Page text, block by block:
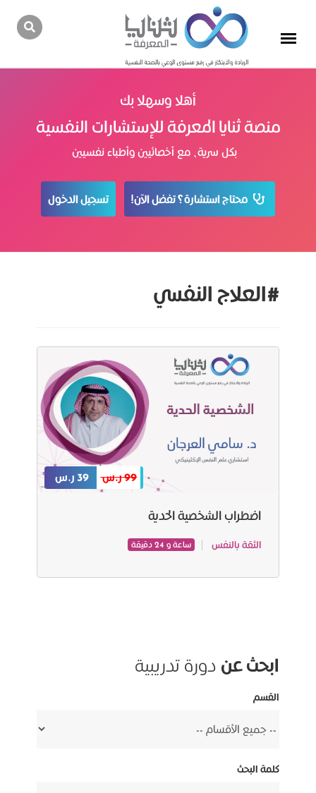
أهلا وسهلا بك
منصة ثنايا المعرفة للإستشارات النفسية
بكل سرية، مع أخصائيين وأطباء نفسيين
محتاج استشارة؟ تفضل الآن! تسجيل الدخول
#العلاج النفسي
99 ر.س 39 ر.س
اضطراب الشخصية الحدية
الثقة بالنفس ساعة و 24 دقيقة
ابحث عن دورة تدريبية
القسم
كلمة البحث